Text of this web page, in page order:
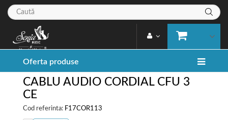
Oferta produse
CABLU AUDIO CORDIAL CFU 3
CE
Cod referinta: F17COR113